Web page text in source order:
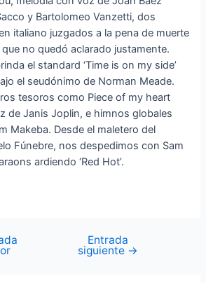
y Bartolomeo Vanzetti, dos
italiano juzgados a la pena de muerte
no quedó aclarado justamente.
el standard ‘Time is on my side’
el seudónimo de Norman Meade.
tesoros como Piece of my heart
de Janis Joplin, e himnos globales
Makeba. Desde el maletero del
Fúnebre, nos despedimos con Sam
ardiendo ‘Red Hot’.
Entrada
siguiente →